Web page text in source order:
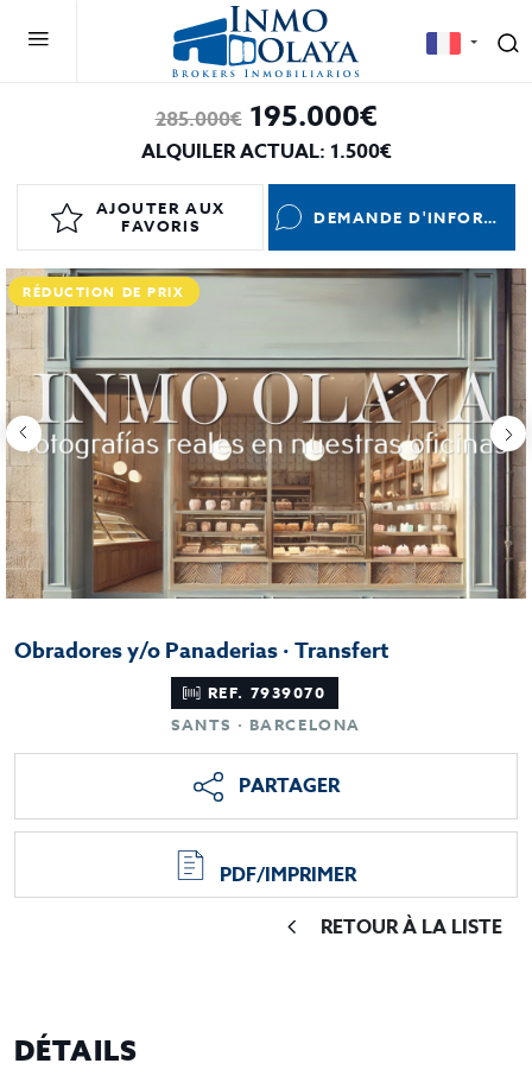
285.000€195.000€
ALQUILER ACTUAL: 1.500€
AJOUTER AUX
FAVORIS
DEMANDE D'INFORMATIONS
RÉDUCTION DE PRIX
Obradores y/o Panaderias · Transfert
REF. 7939070
SANTS · BARCELONA
PARTAGER
PDF/IMPRIMER
RETOUR À LA LISTE
DÉTAILS